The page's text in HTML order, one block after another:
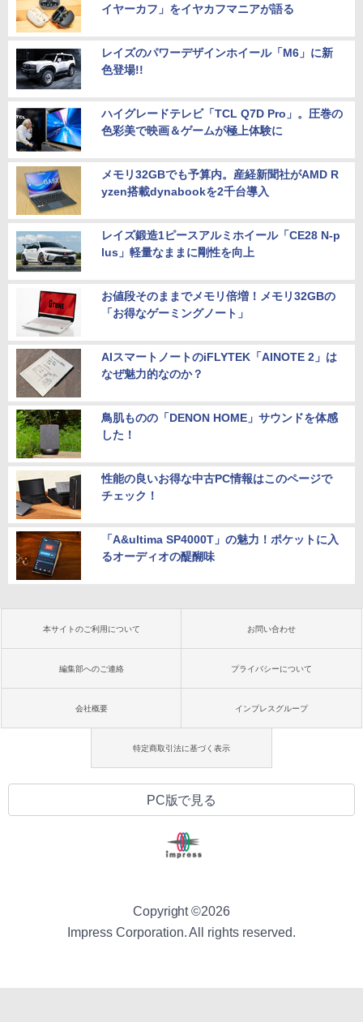
イヤーカフ」をイヤカフマニアが語る
レイズのパワーデザインホイール「M6」に新
色登場!!
ハイグレードテレビ「TCL Q7D Pro」。圧巻の
色彩美で映画＆ゲームが極上体験に
メモリ32GBでも予算内。産経新聞社がAMD R
yzen搭載dynabookを2千台導入
レイズ鍛造1ピースアルミホイール「CE28 N-p
lus」軽量なままに剛性を向上
お値段そのままでメモリ倍増！メモリ32GBの
「お得なゲーミングノート」
AIスマートノートのiFLYTEK「AINOTE 2」は
なぜ魅力的なのか？
鳥肌ものの「DENON HOME」サウンドを体感
した！
性能の良いお得な中古PC情報はこのページで
チェック！
「A&ultima SP4000T」の魅力！ポケットに入
るオーディオの醍醐味
本サイトのご利用について お問い合わせ
編集部へのご連絡 プライバシーについて
会社概要 インプレスグループ
特定商取引法に基づく表示
PC版で見る
Copyright ©2026
Impress Corporation. All rights reserved.